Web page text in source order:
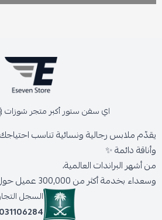
اي سفن ستور أكبر متجر شوزات
يقدّم ملابس رجالية ونسائية تناسب
وأناقة دائمة ✨
من أشهر البراندات العالمية،
وسعداء بخدمة أكثر من 300,000 عميل حول المملكة.
السجل